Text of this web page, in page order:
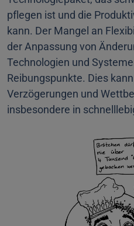
pflegen ist und die
kann. Der Mangel an
der Anpassung von
Technologien und
Reibungspunkte. Dies
Verzögerungen und
insbesondere in